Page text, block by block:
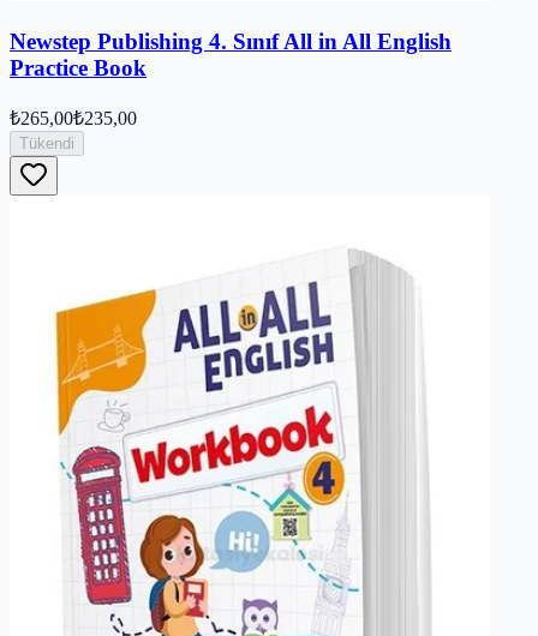
Newstep Publishing 4. Sınıf All in All English
Practice Book
₺265,00₺235,00
Tükendi